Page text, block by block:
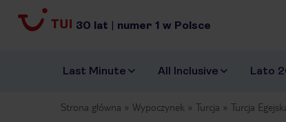
30 lat | numer 1 w Polsce
Last Minute All Inclusive Lato
Strona główna Wypoczynek Turcja Turcja